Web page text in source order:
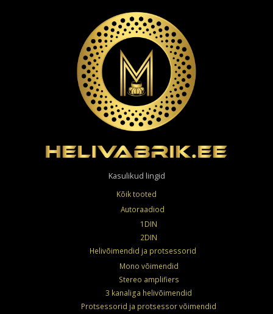
Kasulikud lingid
Kõik tooted
Autoraadiod
1DIN
2DIN
Helivõimendid ja protsessorid
Mono võimendid
Stereo amplifiers
3 kanaliga helivõimendid
Protsessorid ja protsessor võimendid